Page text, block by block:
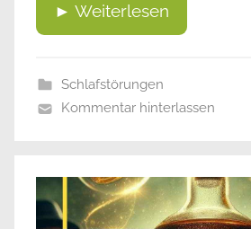
► Weiterlesen
Schlafstörungen
Kommentar hinterlassen